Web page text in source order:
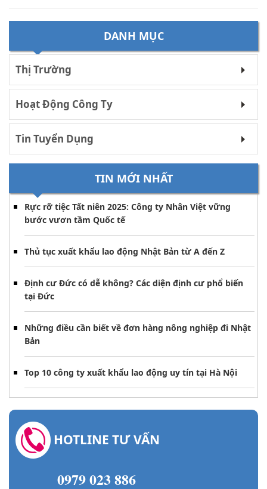
DANH MỤC
Thị Trường
Hoạt Động Công Ty
Tin Tuyển Dụng
TIN MỚI NHẤT
Rực rỡ tiệc Tất niên 2025: Công ty Nhân Việt vững
bước vươn tầm Quốc tế
Thủ tục xuất khẩu lao động Nhật Bản từ A đến Z
Định cư Đức có dễ không? Các diện định cư phổ biến
tại Đức
Những điều cần biết về đơn hàng nông nghiệp đi Nhật
Bản
Top 10 công ty xuất khẩu lao động uy tín tại Hà Nội
HOTLINE TƯ VẤN
0979 023 886